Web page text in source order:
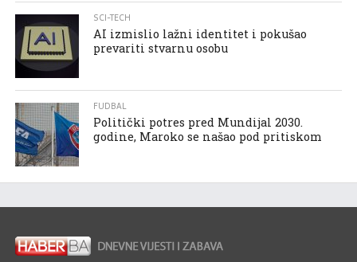
SCI-TECH
AI izmislio lažni identitet i pokušao
prevariti stvarnu osobu
FUDBAL
Politički potres pred Mundijal 2030.
godine, Maroko se našao pod pritiskom